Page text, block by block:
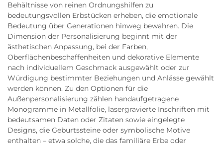
Behältnisse von reinen Ordnungshilfen zu
bedeutungsvollen Erbstücken erheben, die emotionale
Bedeutung über Generationen hinweg bewahren. Die
Dimension der Personalisierung beginnt mit der
ästhetischen Anpassung, bei der Farben,
Oberflächenbeschaffenheiten und dekorative Elemente
nach individuellem Geschmack ausgewählt oder zur
Würdigung bestimmter Beziehungen und Anlässe gewählt
werden können. Zu den Optionen für die
Außenpersonalisierung zählen handaufgetragene
Monogramme in Metallfolie, lasergravierte Inschriften mit
bedeutsamen Daten oder Zitaten sowie eingelegte
Designs, die Geburtssteine oder symbolische Motive
enthalten – etwa solche, die das familiäre Erbe oder